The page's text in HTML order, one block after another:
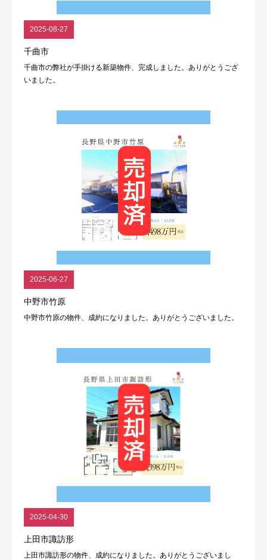
2025-08-27
千曲市
千曲市の弊社が手掛ける新築物件、完成しました。ありがとうござ
いました。
2025-06-27
中野市竹原
中野市竹原の物件、成約になりました。ありがとうございました。
2025-04-30
上田市諏訪形
上田市諏訪形の物件、成約になりました。ありがとうございまし